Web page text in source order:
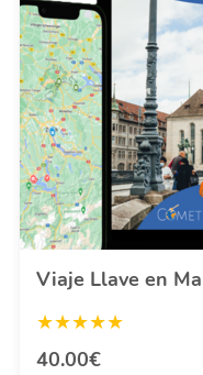
Viaje Llave en
★★★★★
40.00€